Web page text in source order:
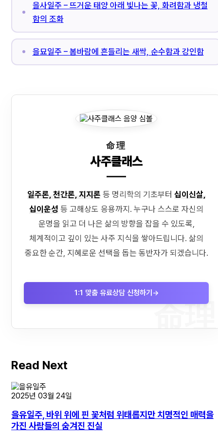
을사일주 – 뜨거운 태양 아래 빛나는 꽃, 화려함과 냉철
함의 조화
을묘일주 – 봄바람에 흔들리는 새싹, 순수함과 강인함
命理
命理
사주클래스
일주론, 천간론, 지지론 등 명리학의 기초부터 십이신살,
십이운성 등 고해상도 응용까지. 누구나 스스로 자신의
운명을 읽고 더 나은 삶의 방향을 잡을 수 있도록,
체계적이고 깊이 있는 사주 지식을 쌓아드립니다. 삶의
중요한 순간, 지혜로운 선택을 돕는 동반자가 되겠습니다.
1:1 맞춤 유료상담 신청하기 →
Read Next
2025년 03월 24일
을유일주, 바위 위에 핀 꽃처럼 위태롭지만 치명적인 매력을
가진 사람들의 숨겨진 진실